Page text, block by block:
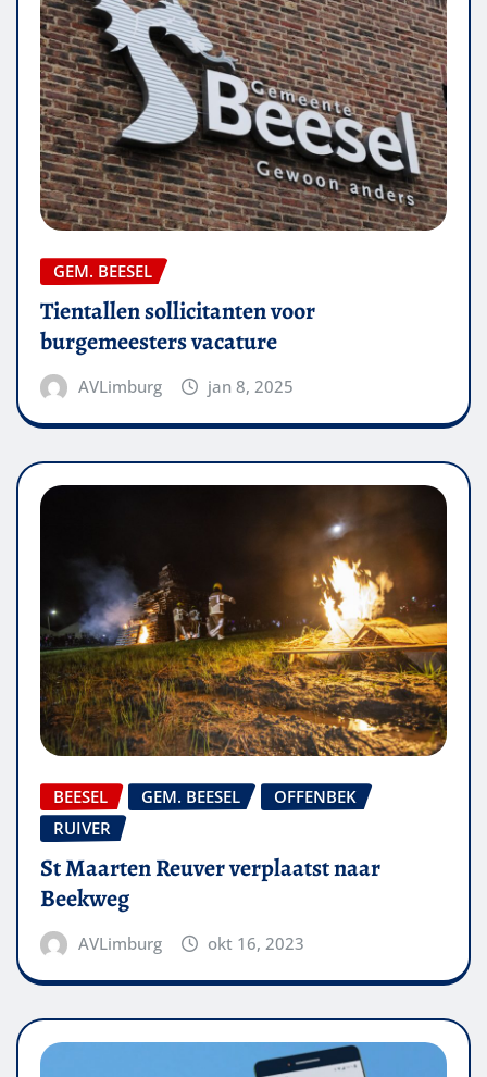
GEM. BEESEL
Tientallen sollicitanten voor
burgemeesters vacature
AVLimburg jan 8, 2025
BEESEL GEM. BEESEL
OFFENBEK
RUIVER
St Maarten Reuver verplaatst naar
Beekweg
AVLimburg okt 16, 2023